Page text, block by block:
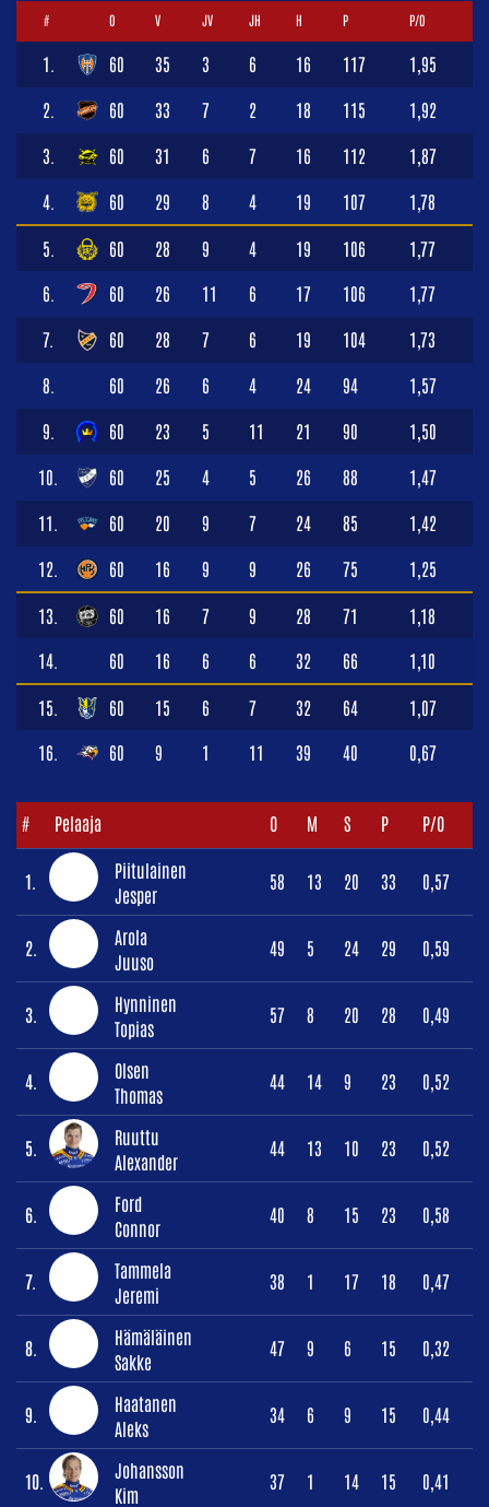
# O V JV JH H P P/O
1. 60 35 3 6 16 117 1,95
2. 60 33 7 2 18 115 1,92
3. 60 31 6 7 16 112 1,87
4. 60 29 8 4 19 107 1,78
5. 60 28 9 4 19 106 1,77
6. 60 26 11 6 17 106 1,77
7. 60 28 7 6 19 104 1,73
8. 60 26 6 4 24 94 1,57
9. 60 23 5 11 21 90 1,50
10. 60 25 4 5 26 88 1,47
11. 60 20 9 7 24 85 1,42
12. 60 16 9 9 26 75 1,25
13. 60 16 7 9 28 71 1,18
14. 60 16 6 6 32 66 1,10
15. 60 15 6 7 32 64 1,07
16. 60 9 1 11 39 40 0,67
# Pelaaja O M S P P/O
1.
Piitulainen
Jesper
58 13 20 33 0,57
2.
Arola
Juuso
49 5 24 29 0,59
3.
Hynninen
Topias
57 8 20 28 0,49
4.
Olsen
Thomas
44 14 9 23 0,52
5.
Ruuttu
Alexander
44 13 10 23 0,52
6.
Ford
Connor
40 8 15 23 0,58
7.
Tammela
Jeremi
38 1 17 18 0,47
8.
Hämäläinen
Sakke
47 9 6 15 0,32
9.
Haatanen
Aleks
34 6 9 15 0,44
10.
Johansson
Kim
37 1 14 15 0,41